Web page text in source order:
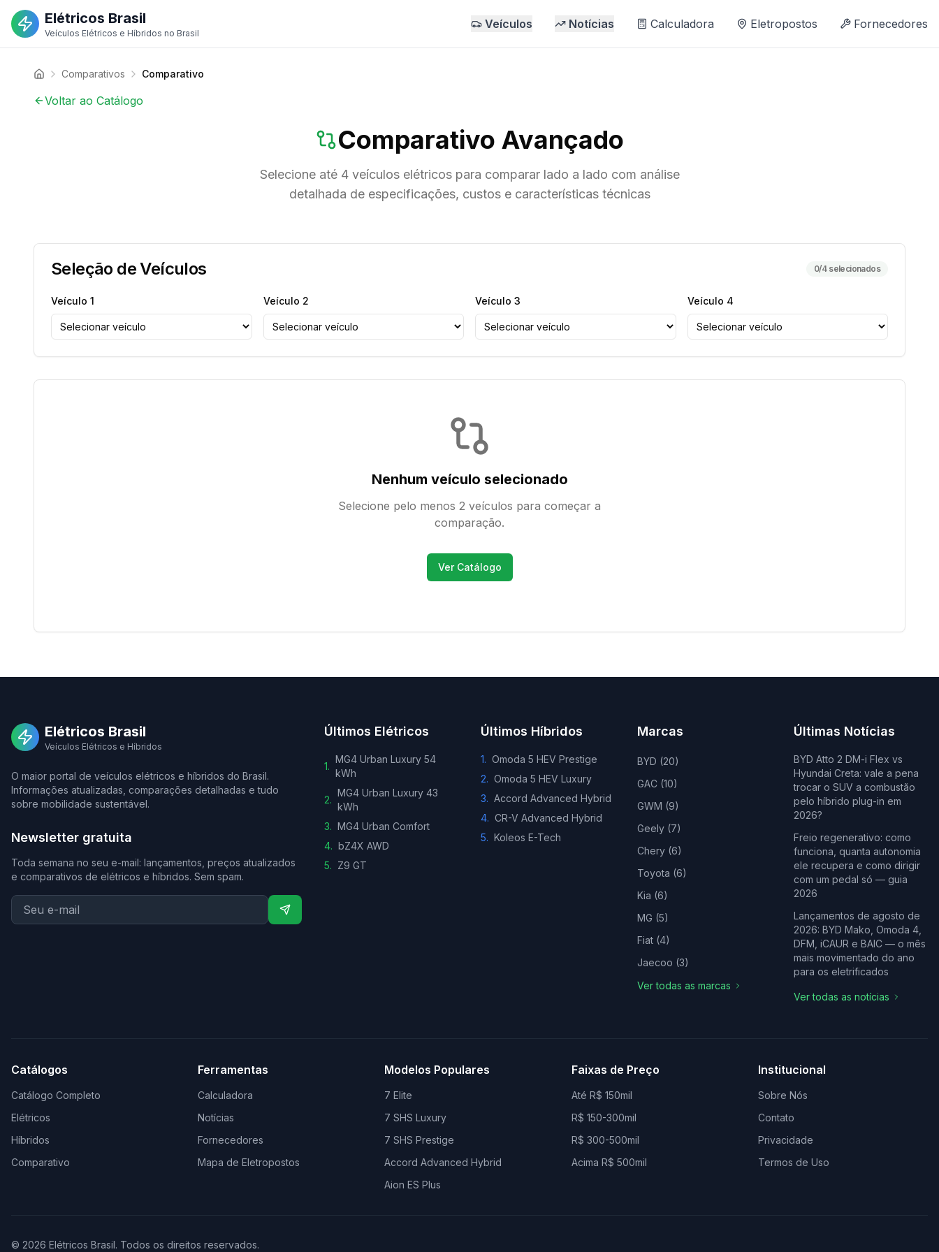
Elétricos Brasil
Veículos Elétricos e Híbridos no Brasil
Veículos Notícias Calculadora Eletropostos Fornecedores
Comparativos Comparativo
Voltar ao Catálogo
Comparativo Avançado
Selecione até 4 veículos elétricos para comparar lado a lado com análise
detalhada de especificações, custos e características técnicas
Seleção de Veículos 0/4 selecionados
Veículo 1 Veículo 2 Veículo 3 Veículo 4
Nenhum veículo selecionado
Selecione pelo menos 2 veículos para começar a
comparação.
Ver Catálogo
Elétricos Brasil
Veículos Elétricos e Híbridos
O maior portal de veículos elétricos e híbridos do Brasil.
Informações atualizadas, comparações detalhadas e tudo
sobre mobilidade sustentável.
Newsletter gratuita
Toda semana no seu e-mail: lançamentos, preços atualizados
e comparativos de elétricos e híbridos. Sem spam.
Últimos Elétricos
1.
MG4 Urban Luxury 54
kWh
2.
MG4 Urban Luxury 43
kWh
3. MG4 Urban Comfort
4. bZ4X AWD
5. Z9 GT
Últimos Híbridos
1. Omoda 5 HEV Prestige
2. Omoda 5 HEV Luxury
3. Accord Advanced Hybrid
4. CR-V Advanced Hybrid
5. Koleos E-Tech
Marcas
BYD (20)
GAC (10)
GWM (9)
Geely (7)
Chery (6)
Toyota (6)
Kia (6)
MG (5)
Fiat (4)
Jaecoo (3)
Ver todas as marcas
Últimas Notícias
BYD Atto 2 DM-i Flex vs
Hyundai Creta: vale a pena
trocar o SUV a combustão
pelo híbrido plug-in em
2026?
Freio regenerativo: como
funciona, quanta autonomia
ele recupera e como dirigir
com um pedal só — guia
2026
Lançamentos de agosto de
2026: BYD Mako, Omoda 4,
DFM, iCAUR e BAIC — o mês
mais movimentado do ano
para os eletrificados
Ver todas as notícias
Catálogos
Catálogo Completo
Elétricos
Híbridos
Comparativo
Ferramentas
Calculadora
Notícias
Fornecedores
Mapa de Eletropostos
Modelos Populares
7 Elite
7 SHS Luxury
7 SHS Prestige
Accord Advanced Hybrid
Aion ES Plus
Faixas de Preço
Até R$ 150mil
R$ 150-300mil
R$ 300-500mil
Acima R$ 500mil
Institucional
Sobre Nós
Contato
Privacidade
Termos de Uso
© 2026 Elétricos Brasil. Todos os direitos reservados.